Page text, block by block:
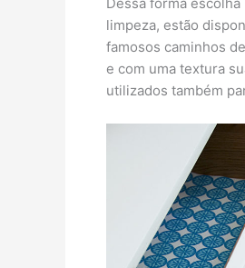
limpeza, estão
famosos caminhos
e com uma textura
utilizados também